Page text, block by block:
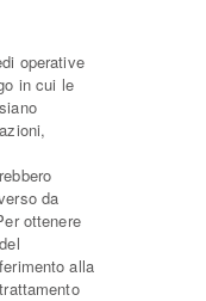
operative
in cui le
da
ottenere
alla